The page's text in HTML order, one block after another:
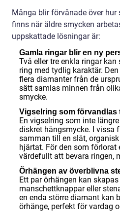
Många blir förvånade över
finns när äldre smycken
uppskattade lösningar är:
Gamla ringar blir en ny
Två eller tre enkla ringar
ring med tydlig karaktär.
flera diamanter från de
sätt samlas minnen från
smycke.
Vigselring som förvandlas
En vigselring som inte
diskret hängsmycke. I vissa
samman till en slät,
hjärtat. För den som förlorat
värdefullt att bevara ringen,
Örhängen av överblivna
Ett par örhängen kan
manschettknappar eller
en enda större diamant kan
örhänge, perfekt för vardag